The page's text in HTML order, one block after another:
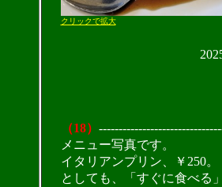
クリックで拡大
（18）
メニュー写真です。
イタリアンプリン、￥250。
としても、「すぐに食べる